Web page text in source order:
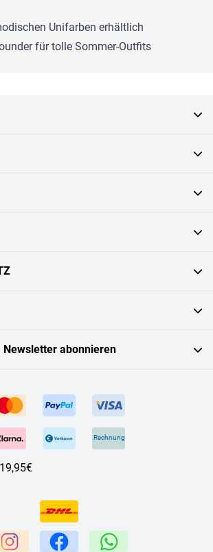
Unifarben erhältlich
für tolle Sommer-Outfits
Rechnung
Newsletter abonnieren